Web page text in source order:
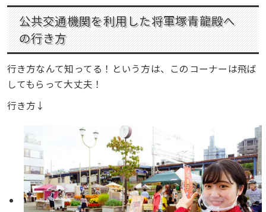
公共交通機関を利用した将軍塚青龍殿へ
の行き方
行き方なんて知ってる！という方は、このコーナーは飛ば
してもらって大丈夫！
行き方↓